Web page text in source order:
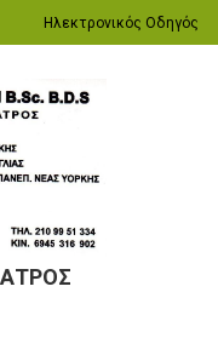
Ηλεκτρονικός Οδηγός